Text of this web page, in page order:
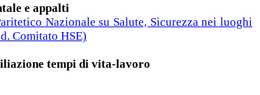
e appalti
Nazionale su Salute, Sicurezza nei luoghi
Comitato HSE)
tempi di vita-lavoro